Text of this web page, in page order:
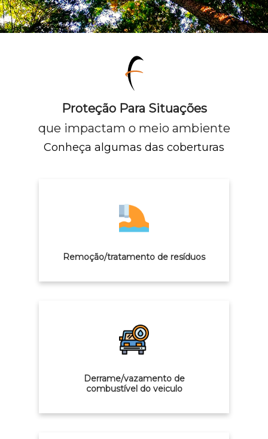
Proteção Para Situações
que impactam o meio ambiente
Conheça algumas das coberturas
Remoção/tratamento de resíduos
Derrame/vazamento de
combustível do veiculo